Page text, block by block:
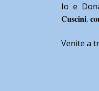
Io e
𝐂𝐮𝐬𝐜𝐢𝐧𝐢,
Venite a